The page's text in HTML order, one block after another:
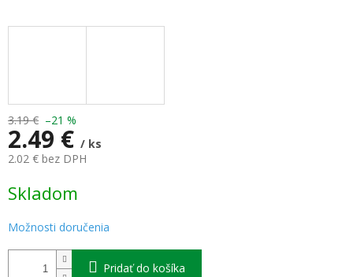
3.19 € –21 %
2.49 € / ks
2.02 € bez DPH
cena:
Skladom
Možnosti doručenia
Pridať do košíka